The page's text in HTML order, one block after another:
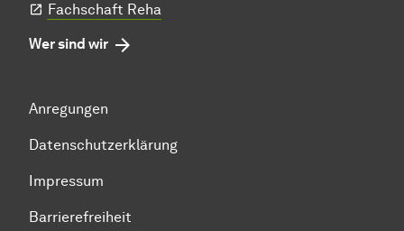
Fachschaft Reha
Wer sind wir
Anregungen
Datenschutzerklärung
Impressum
Barrierefreiheit